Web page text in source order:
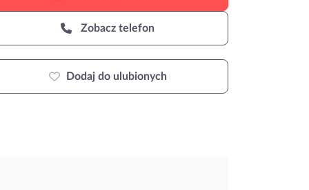
Zobacz telefon
Dodaj do ulubionych